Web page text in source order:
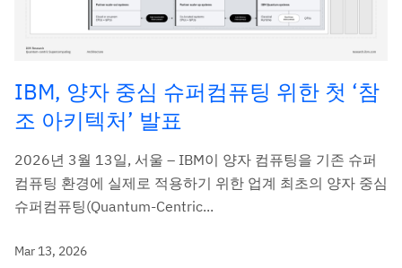
IBM, 양자 중심 슈퍼컴퓨팅 위한 첫 ‘참
조 아키텍처’ 발표
2026년 3월 13일, 서울 – IBM이 양자 컴퓨팅을 기존 슈퍼
컴퓨팅 환경에 실제로 적용하기 위한 업계 최초의 양자 중심
슈퍼컴퓨팅(Quantum-Centric...
Mar 13, 2026